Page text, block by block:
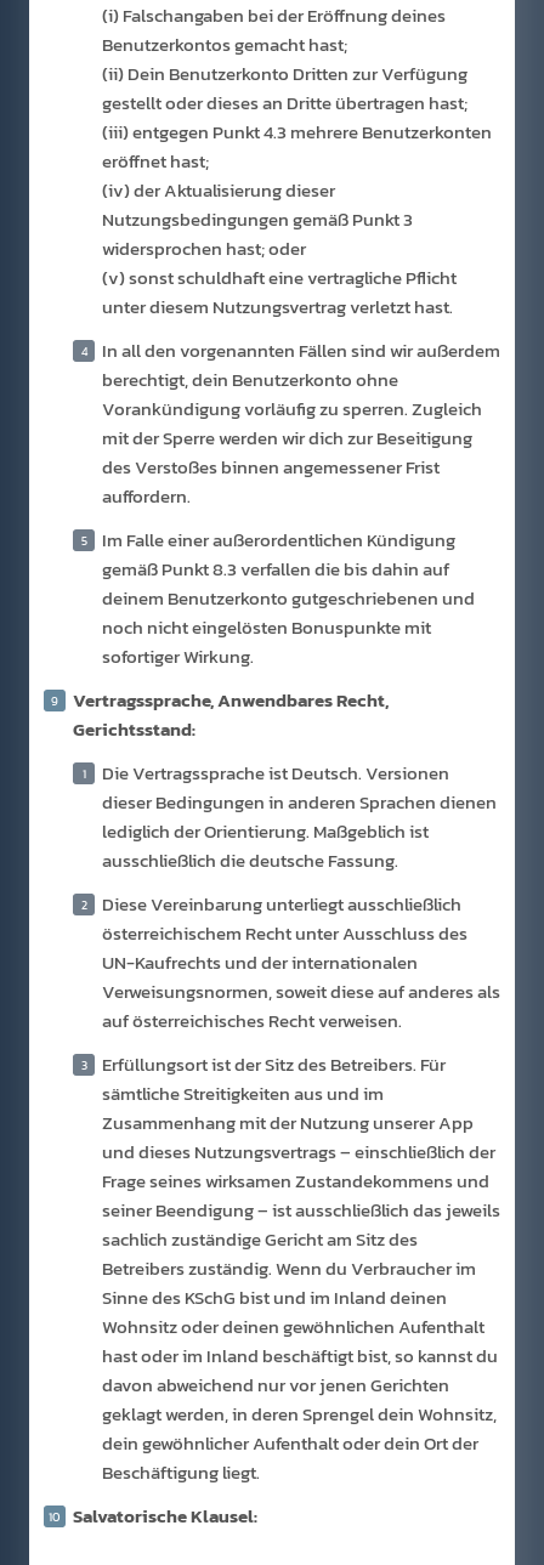
(i) Falschangaben bei der Eröffnung deines
Benutzerkontos gemacht hast;
(ii) Dein Benutzerkonto Dritten zur Verfügung
gestellt oder dieses an Dritte übertragen hast;
(iii) entgegen Punkt 4.3 mehrere Benutzerkonten
eröffnet hast;
(iv) der Aktualisierung dieser
Nutzungsbedingungen gemäß Punkt 3
widersprochen hast; oder
(v) sonst schuldhaft eine vertragliche Pflicht
unter diesem Nutzungsvertrag verletzt hast.
In all den vorgenannten Fällen sind wir außerdem
berechtigt, dein Benutzerkonto ohne
Vorankündigung vorläufig zu sperren. Zugleich
mit der Sperre werden wir dich zur Beseitigung
des Verstoßes binnen angemessener Frist
auffordern.
Im Falle einer außerordentlichen Kündigung
gemäß Punkt 8.3 verfallen die bis dahin auf
deinem Benutzerkonto gutgeschriebenen und
noch nicht eingelösten Bonuspunkte mit
sofortiger Wirkung.
Vertragssprache, Anwendbares Recht,
Gerichtsstand:
Die Vertragssprache ist Deutsch. Versionen
dieser Bedingungen in anderen Sprachen dienen
lediglich der Orientierung. Maßgeblich ist
ausschließlich die deutsche Fassung.
Diese Vereinbarung unterliegt ausschließlich
österreichischem Recht unter Ausschluss des
UN-Kaufrechts und der internationalen
Verweisungsnormen, soweit diese auf anderes als
auf österreichisches Recht verweisen.
Erfüllungsort ist der Sitz des Betreibers. Für
sämtliche Streitigkeiten aus und im
Zusammenhang mit der Nutzung unserer App
und dieses Nutzungsvertrags – einschließlich der
Frage seines wirksamen Zustandekommens und
seiner Beendigung – ist ausschließlich das jeweils
sachlich zuständige Gericht am Sitz des
Betreibers zuständig. Wenn du Verbraucher im
Sinne des KSchG bist und im Inland deinen
Wohnsitz oder deinen gewöhnlichen Aufenthalt
hast oder im Inland beschäftigt bist, so kannst du
davon abweichend nur vor jenen Gerichten
geklagt werden, in deren Sprengel dein Wohnsitz,
dein gewöhnlicher Aufenthalt oder dein Ort der
Beschäftigung liegt.
Salvatorische Klausel: